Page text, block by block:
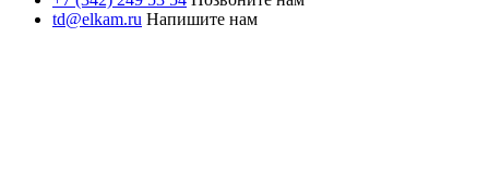
td@elkam.ru Напишите нам